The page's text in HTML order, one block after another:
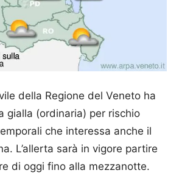
della Regione del Veneto ha
gialla (ordinaria) per rischio
che interessa anche il
L’allerta sarà in vigore partire
di oggi fino alla mezzanotte.